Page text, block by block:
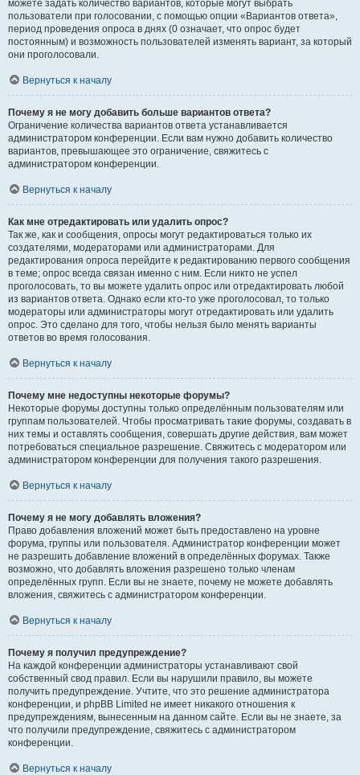
можете задать количество вариантов, которые могут выбрать
пользователи при голосовании, с помощью опции «Вариантов ответа»,
период проведения опроса в днях (0 означает, что опрос будет
постоянным) и возможность пользователей изменять вариант, за который
они проголосовали.
Вернуться к началу
Почему я не могу добавить больше вариантов ответа?
Ограничение количества вариантов ответа устанавливается
администратором конференции. Если вам нужно добавить количество
вариантов, превышающее это ограничение, свяжитесь с
администратором конференции.
Вернуться к началу
Как мне отредактировать или удалить опрос?
Так же, как и сообщения, опросы могут редактироваться только их
создателями, модераторами или администраторами. Для
редактирования опроса перейдите к редактированию первого сообщения
в теме; опрос всегда связан именно с ним. Если никто не успел
проголосовать, то вы можете удалить опрос или отредактировать любой
из вариантов ответа. Однако если кто-то уже проголосовал, то только
модераторы или администраторы могут отредактировать или удалить
опрос. Это сделано для того, чтобы нельзя было менять варианты
ответов во время голосования.
Вернуться к началу
Почему мне недоступны некоторые форумы?
Некоторые форумы доступны только определённым пользователям или
группам пользователей. Чтобы просматривать такие форумы, создавать в
них темы и оставлять сообщения, совершать другие действия, вам может
потребоваться специальное разрешение. Свяжитесь с модератором или
администратором конференции для получения такого разрешения.
Вернуться к началу
Почему я не могу добавлять вложения?
Право добавления вложений может быть предоставлено на уровне
форума, группы или пользователя. Администратор конференции может
не разрешить добавление вложений в определённых форумах. Также
возможно, что добавлять вложения разрешено только членам
определённых групп. Если вы не знаете, почему не можете добавлять
вложения, свяжитесь с администратором конференции.
Вернуться к началу
Почему я получил предупреждение?
На каждой конференции администраторы устанавливают свой
собственный свод правил. Если вы нарушили правило, вы можете
получить предупреждение. Учтите, что это решение администратора
конференции, и phpBB Limited не имеет никакого отношения к
предупреждениям, вынесенным на данном сайте. Если вы не знаете, за
что получили предупреждение, свяжитесь с администратором
конференции.
Вернуться к началу